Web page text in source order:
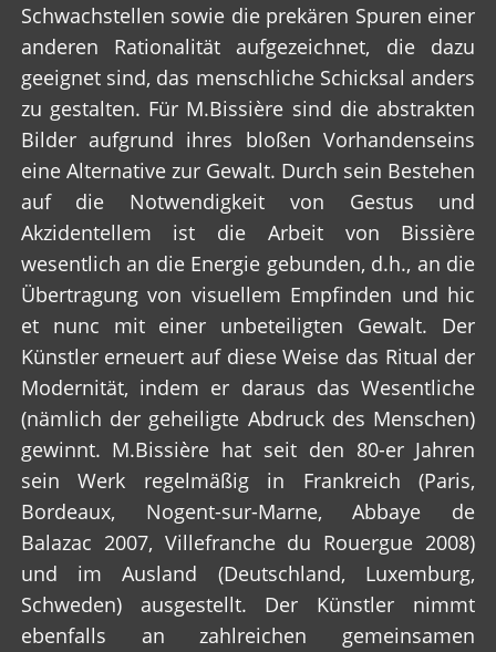
Schwachstellen sowie die prekären Spuren einer
anderen Rationalität aufgezeichnet, die dazu
geeignet sind, das menschliche Schicksal anders
zu gestalten. Für M.Bissière sind die abstrakten
Bilder aufgrund ihres bloßen Vorhandenseins
eine Alternative zur Gewalt. Durch sein Bestehen
auf die Notwendigkeit von Gestus und
Akzidentellem ist die Arbeit von Bissière
wesentlich an die Energie gebunden, d.h., an die
Übertragung von visuellem Empfinden und hic
et nunc mit einer unbeteiligten Gewalt. Der
Künstler erneuert auf diese Weise das Ritual der
Modernität, indem er daraus das Wesentliche
(nämlich der geheiligte Abdruck des Menschen)
gewinnt. M.Bissière hat seit den 80-er Jahren
sein Werk regelmäßig in Frankreich (Paris,
Bordeaux, Nogent-sur-Marne, Abbaye de
Balazac 2007, Villefranche du Rouergue 2008)
und im Ausland (Deutschland, Luxemburg,
Schweden) ausgestellt. Der Künstler nimmt
ebenfalls an zahlreichen gemeinsamen